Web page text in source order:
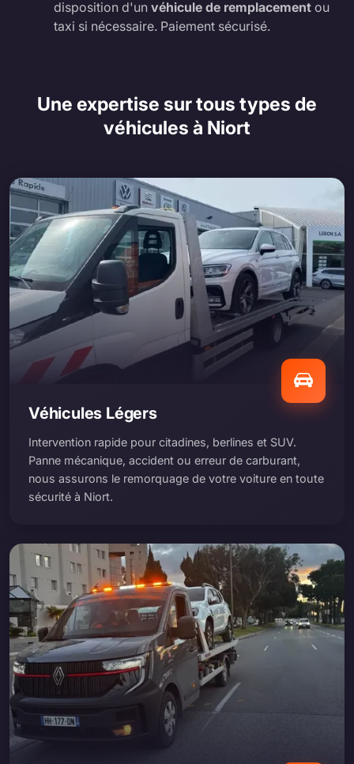
disposition d'un véhicule de remplacement ou
taxi si nécessaire. Paiement sécurisé.
Une expertise sur tous types de
véhicules à Niort
Véhicules Légers
Intervention rapide pour citadines, berlines et SUV.
Panne mécanique, accident ou erreur de carburant,
nous assurons le remorquage de votre voiture en toute
sécurité à Niort.